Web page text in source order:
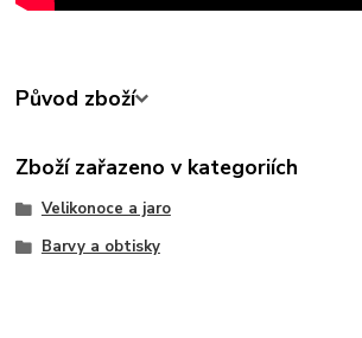
Původ zboží
Zboží zařazeno v kategoriích
Velikonoce a jaro
Barvy a obtisky